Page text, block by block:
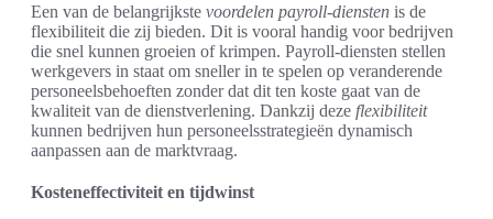
Een van de belangrijkste voordelen payroll-diensten is de
flexibiliteit die zij bieden. Dit is vooral handig voor bedrijven
die snel kunnen groeien of krimpen. Payroll-diensten stellen
werkgevers in staat om sneller in te spelen op veranderende
personeelsbehoeften zonder dat dit ten koste gaat van de
kwaliteit van de dienstverlening. Dankzij deze flexibiliteit
kunnen bedrijven hun personeelsstrategieën dynamisch
aanpassen aan de marktvraag.
Kosteneffectiviteit en tijdwinst